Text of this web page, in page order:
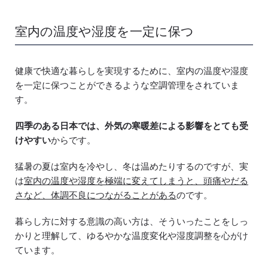
室内の温度や湿度を一定に保つ
健康で快適な暮らしを実現するために、室内の温度や湿度
を一定に保つことができるような空調管理をされていま
す。
四季のある日本では、外気の寒暖差による影響をとても受
けやすいからです。
猛暑の夏は室内を冷やし、冬は温めたりするのですが、実
は室内の温度や湿度を極端に変えてしまうと、頭痛やだる
さなど、体調不良につながることがあるのです。
暮らし方に対する意識の高い方は、そういったことをしっ
かりと理解して、ゆるやかな温度変化や湿度調整を心がけ
ています。